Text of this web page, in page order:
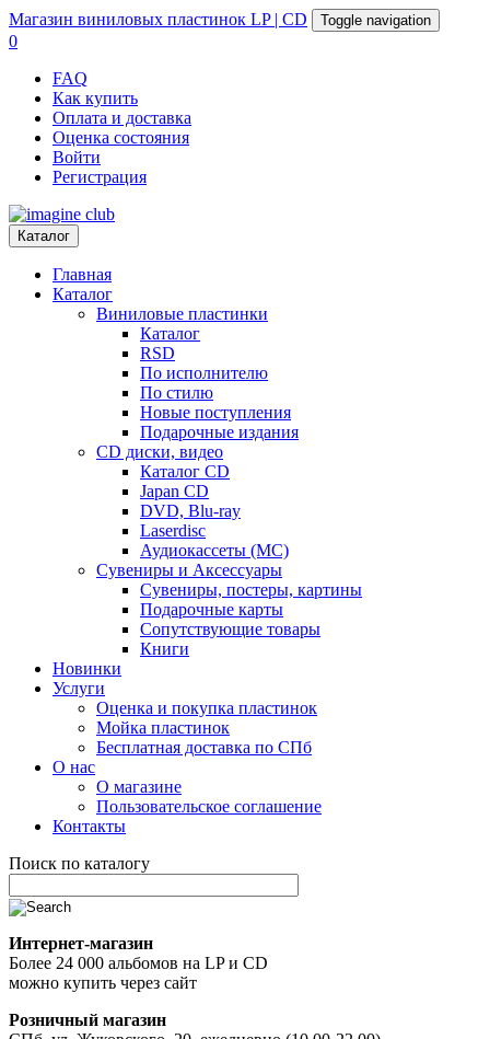
Магазин виниловых пластинок LP | CD Toggle navigation
0
FAQ
Как купить
Оплата и доставка
Оценка состояния
Войти
Регистрация
Каталог
Главная
Каталог
Виниловые пластинки
Каталог
RSD
По исполнителю
По стилю
Новые поступления
Подарочные издания
CD диски, видео
Каталог CD
Japan CD
DVD, Blu-ray
Laserdisc
Аудиокассеты (MC)
Сувениры и Аксессуары
Сувениры, постеры, картины
Подарочные карты
Сопутствующие товары
Книги
Новинки
Услуги
Оценка и покупка пластинок
Мойка пластинок
Бесплатная доставка по СПб
О нас
О магазине
Пользовательское соглашение
Контакты
Поиск по каталогу
Интернет-магазин
Более 24 000 альбомов на LP и CD
можно купить через сайт
Розничный магазин